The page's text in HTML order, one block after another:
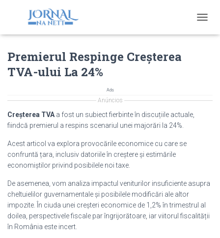
O
V
Premierul Respinge Creșterea
TVA-ului La 24%
Ads
Anúncios
Creșterea TVA a fost un subiect fierbinte în discuțiile actuale,
fiindcă premierul a respins scenariul unei majorări la 24%.
Acest articol va explora provocările economice cu care se
confruntă țara, inclusiv datoriile în creștere și estimările
economiștilor privind posibilele noi taxe.
De asemenea, vom analiza impactul veniturilor insuficiente asupra
cheltuielilor guvernamentale și posibilele modificări ale altor
impozite. În ciuda unei creșteri economice de 1,2% în trimestrul al
doilea, perspectivele fiscale par îngrijorătoare, iar viitorul fiscalității
în România este incert.